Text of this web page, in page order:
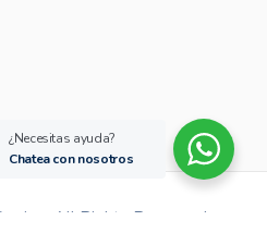
All Rights Reserved.
¿Necesitas ayuda?
Chatea con nosotros